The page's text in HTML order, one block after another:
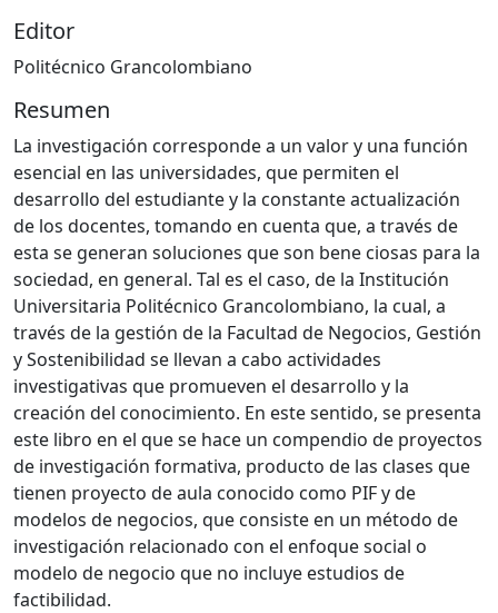
Editor
Politécnico Grancolombiano
Resumen
La investigación corresponde a un valor y una función
esencial en las universidades, que permiten el
desarrollo del estudiante y la constante actualización
de los docentes, tomando en cuenta que, a través de
esta se generan soluciones que son bene ciosas para la
sociedad, en general. Tal es el caso, de la Institución
Universitaria Politécnico Grancolombiano, la cual, a
través de la gestión de la Facultad de Negocios, Gestión
y Sostenibilidad se llevan a cabo actividades
investigativas que promueven el desarrollo y la
creación del conocimiento. En este sentido, se presenta
este libro en el que se hace un compendio de proyectos
de investigación formativa, producto de las clases que
tienen proyecto de aula conocido como PIF y de
modelos de negocios, que consiste en un método de
investigación relacionado con el enfoque social o
modelo de negocio que no incluye estudios de
factibilidad.